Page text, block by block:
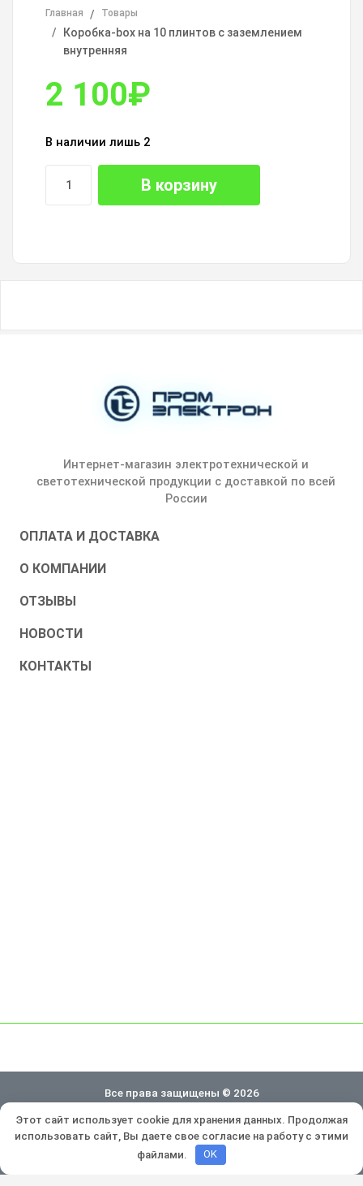
Главная Товары
Коробка-box на 10 плинтов с заземлением
внутренняя
2 100₽
В наличии лишь 2
В корзину
Интернет-магазин электротехнической и
светотехнической продукции с доставкой по всей
России
ОПЛАТА И ДОСТАВКА
О КОМПАНИИ
ОТЗЫВЫ
НОВОСТИ
КОНТАКТЫ
Все права защищены © 2026
Политика конфиденциальности
Разработка и продвижение:
Этот сайт использует cookie для хранения данных. Продолжая
использовать сайт, Вы даете свое согласие на работу с этими
файлами.
OK